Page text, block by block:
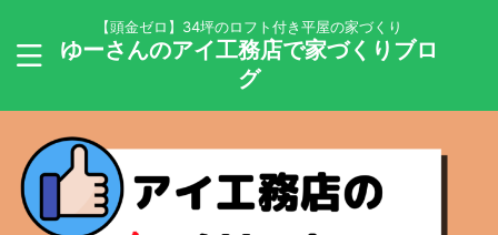
【頭金ゼロ】34坪のロフト付き平屋の家づくり
ゆーさんのアイ工務店で家づくりブロ
グ